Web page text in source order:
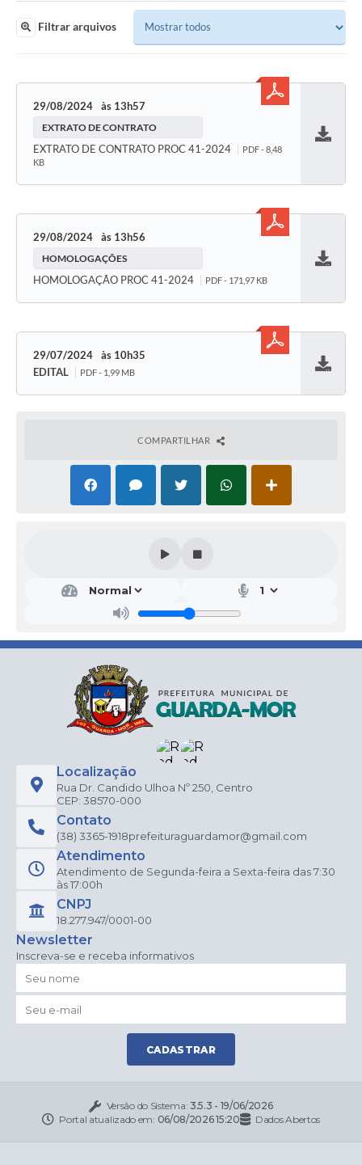
Filtrar arquivos
29/08/2024 13h57
EXTRATO DE CONTRATO
EXTRATO DE CONTRATO PROC 41-2024
PDF - 8,48
KB
29/08/2024 13h56
HOMOLOGAÇÕES
HOMOLOGAÇÃO PROC 41-2024 PDF - 171,97 KB
29/07/2024
10h35
EDITAL
PDF - 1,99 MB
COMPARTILHAR
Localização
Rua Dr. Candido Ulhoa Nº 250, Centro
CEP: 38570-000
Contato
(38) 3365-1918prefeituraguardamor@gmail.com
Atendimento
Atendimento de Segunda-feira a Sexta-feira das 7:30
às 17:00h
CNPJ
18.277.947/0001-00
Newsletter
Inscreva-se e receba informativos
CADASTRAR
Versão do Sistema: 3.5.3 - 19/06/2026
Portal atualizado em: 06/08/2026 15:20 Dados Abertos